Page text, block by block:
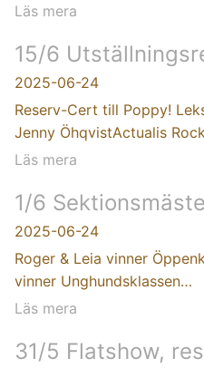
Läs mera
15/6
2025-06-24
Reserv-Cert till Poppy!
Jenny ÖhqvistActualis
Läs mera
1/6
2025-06-24
Roger & Leia vinner
vinner Unghundsklassen…
Läs mera
31/5 Flatshow,